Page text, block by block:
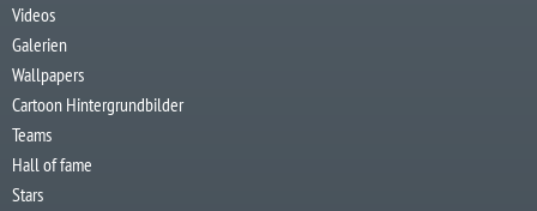
Videos
Galerien
Wallpapers
Cartoon Hintergrundbilder
Teams
Hall of fame
Stars